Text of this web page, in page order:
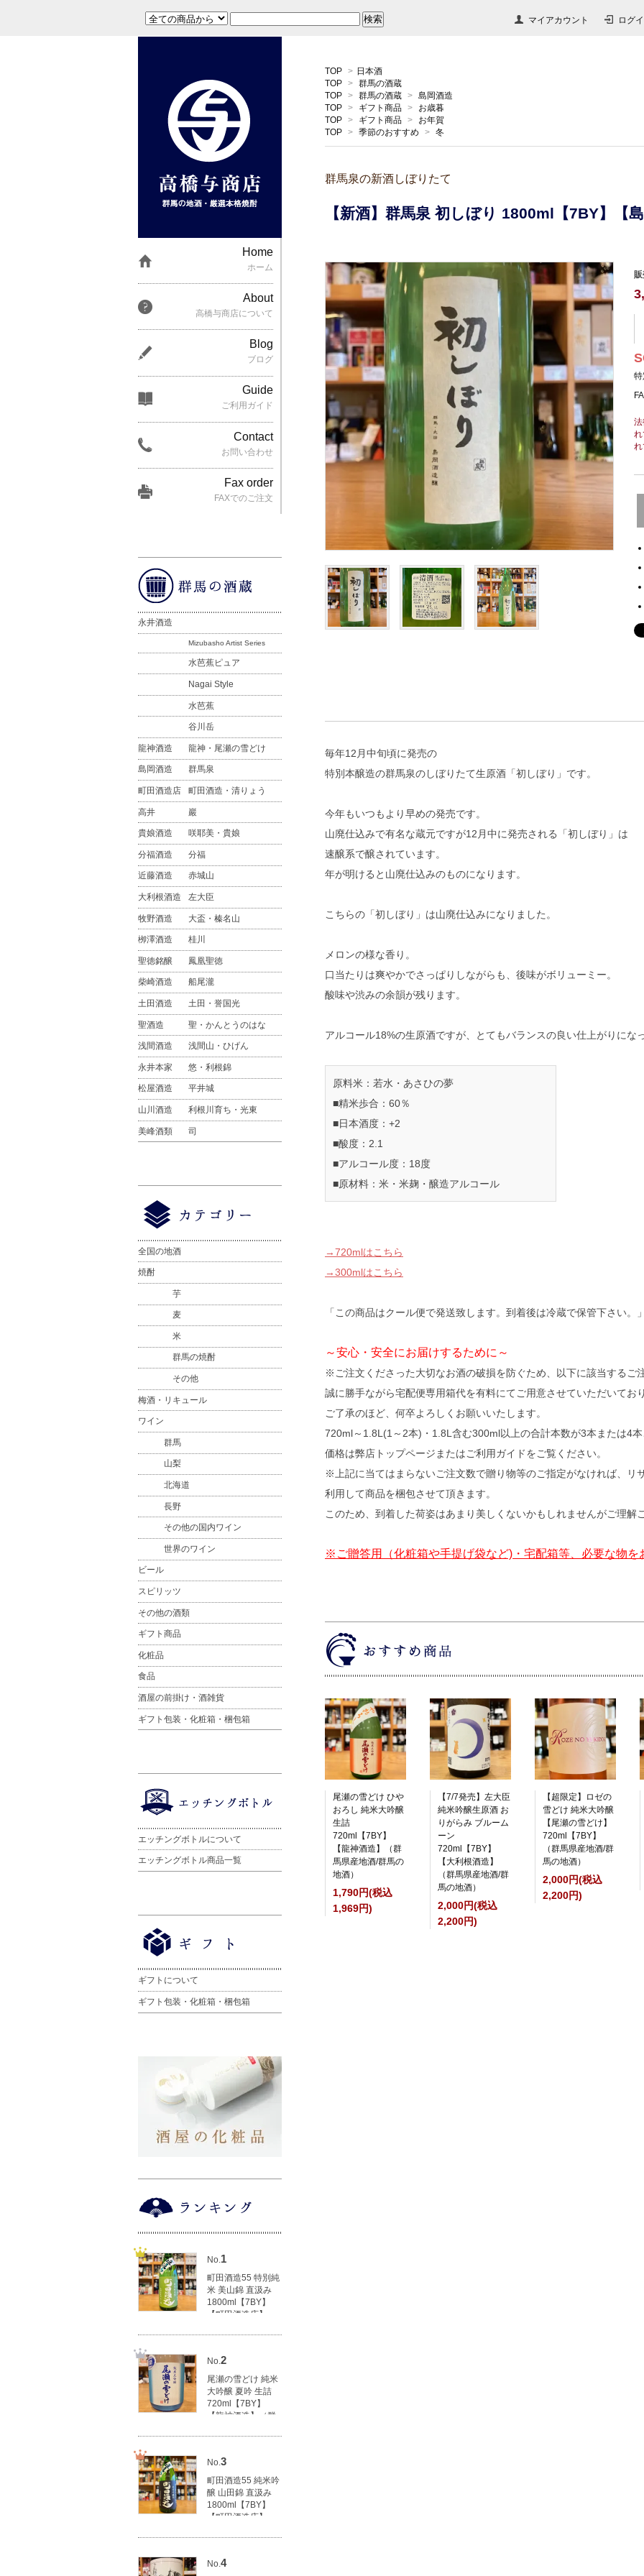
マイアカウント ログ
TOP > 日本酒
TOP > 群馬の酒蔵
TOP > 群馬の酒蔵 > 島岡酒造
TOP > ギフト商品 >
お歳暮
TOP > ギフト商品 >
お年賀
TOP > 季節のおすすめ > 冬
群馬泉の新酒しぼりたて
【新酒】群馬泉 初しぼり 1800ml【7BY】【
れ
毎年12月中旬頃に発売の
特別本醸造の群馬泉のしぼりたて生原酒「初しぼり」です。
今年もいつもより早めの発売です。
山廃仕込みで有名な蔵元ですが12月中に発売される「初しぼり」は
速醸系で醸されています。
年が明けると山廃仕込みのものになります。
こちらの「初しぼり」は山廃仕込みになりました。
メロンの様な香り。
口当たりは爽やかでさっぱりしながらも、後味がボリューミー。
酸味や渋みの余韻が残ります。
アルコール18%の生原酒ですが、とてもバランスの良い仕上がりにな
原料米：若水・あさひの夢
■精米歩合：60％
■日本酒度：+2
■酸度：2.1
■アルコール度：18度
■原材料：米・米麹・醸造アルコール
→720mlはこちら
→300mlはこちら
「この商品はクール便で発送致します。到着後は冷蔵で保管下さい。」
～安心・安全にお届けするために～
※ご注文くださった大切なお酒の破損を防ぐため、以下に該当するご
誠に勝手ながら宅配便専用箱代を有料にてご用意させていただいており
ご了承のほど、何卒よろしくお願いいたします。
720ml～1.8L(1～2本)・1.8L含む300ml以上の合計本数が3本または4本
価格は弊店トップページまたはご利用ガイドをご覧ください。
※上記に当てはまらないご注文数で贈り物等のご指定がなければ、リ
利用して商品を梱包させて頂きます。
このため、到着した荷姿はあまり美しくないかもしれませんがご理解
※ご贈答用（化粧箱や手提げ袋など)・宅配箱等、必要な物を
尾瀬の雪どけ ひや
おろし 純米大吟醸
生詰
720ml【7BY】
【龍神酒造】（群
馬県産地酒/群馬の
地酒）
1,790円(税込
1,969円)
【7/7発売】左大臣
純米吟醸生原酒 お
りがらみ ブルーム
ーン
720ml【7BY】
【大利根酒造】
（群馬県産地酒/群
馬の地酒）
2,000円(税込
2,200円)
【超限定】ロゼの
雪どけ 純米大吟醸
【尾瀬の雪どけ】
720ml【7BY】
（群馬県産地酒/群
馬の地酒）
2,000円(税込
2,200円)
Home
ホーム
About
高橋与商店について
Blog
ブログ
Guide
ご利用ガイド
Contact
お問い合わせ
Fax order
FAXでのご注文
永井酒造
Mizubasho Artist Series
水芭蕉ピュア
Nagai Style
水芭蕉
谷川岳
龍神酒造 龍神・尾瀬の雪どけ
島岡酒造 群馬泉
町田酒造店 町田酒造・清りょう
高井 巖
貴娘酒造 咲耶美・貴娘
分福酒造 分福
近藤酒造 赤城山
大利根酒造 左大臣
牧野酒造 大盃・榛名山
栁澤酒造 桂川
聖徳銘醸 鳳凰聖徳
柴崎酒造 船尾瀧
土田酒造 土田・誉国光
聖酒造 聖・かんとうのはな
浅間酒造 浅間山・ひげん
永井本家 悠・利根錦
松屋酒造 平井城
山川酒造 利根川育ち・光東
美峰酒類 司
全国の地酒
焼酎
芋
麦
米
群馬の焼酎
その他
梅酒・リキュール
ワイン
群馬
山梨
北海道
長野
その他の国内ワイン
世界のワイン
ビール
スピリッツ
その他の酒類
ギフト商品
化粧品
食品
酒屋の前掛け・酒雑貨
ギフト包装・化粧箱・梱包箱
エッチングボトルについて
エッチングボトル商品一覧
ギフトについて
ギフト包装・化粧箱・梱包箱
No.1
町田酒造55 特別純
米 美山錦 直汲み
1800ml【7BY】
【町田酒造店】
円)
No.2
尾瀬の雪どけ 純米
大吟醸 夏吟 生詰
720ml【7BY】
【龍神酒造】（群
円)
No.3
町田酒造55 純米吟
醸 山田錦 直汲み
1800ml【7BY】
【町田酒造店】
円)
No.4